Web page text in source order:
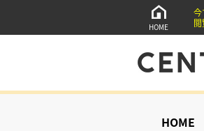
HOME
今
HOME